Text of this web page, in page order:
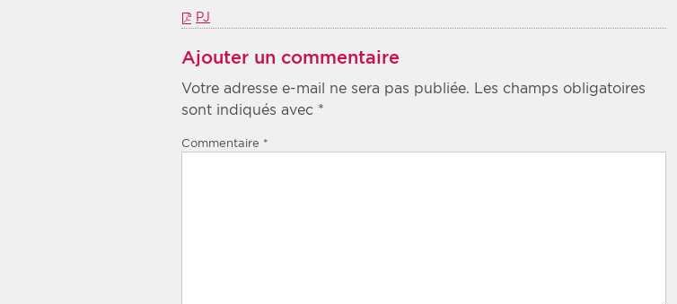
PJ
Ajouter un commentaire
Votre adresse e-mail ne sera pas publiée. Les champs obligatoires
sont indiqués avec *
Commentaire *